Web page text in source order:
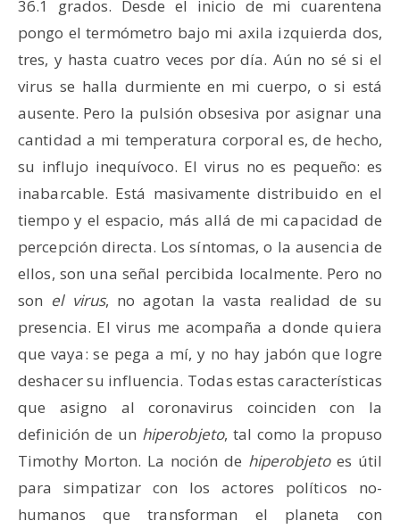
36.1 grados. Desde el inicio de mi cuarentena
pongo el termómetro bajo mi axila izquierda dos,
tres, y hasta cuatro veces por día. Aún no sé si el
virus se halla durmiente en mi cuerpo, o si está
ausente. Pero la pulsión obsesiva por asignar una
cantidad a mi temperatura corporal es, de hecho,
su influjo inequívoco. El virus no es pequeño: es
inabarcable. Está masivamente distribuido en el
tiempo y el espacio, más allá de mi capacidad de
percepción directa. Los síntomas, o la ausencia de
ellos, son una señal percibida localmente. Pero no
son el virus, no agotan la vasta realidad de su
presencia. El virus me acompaña a donde quiera
que vaya: se pega a mí, y no hay jabón que logre
deshacer su influencia. Todas estas características
que asigno al coronavirus coinciden con la
definición de un hiperobjeto, tal como la propuso
Timothy Morton. La noción de hiperobjetoes útil
para simpatizar con los actores políticos no-
humanos que transforman el planeta con